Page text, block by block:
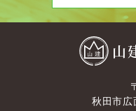
山
秋田市広